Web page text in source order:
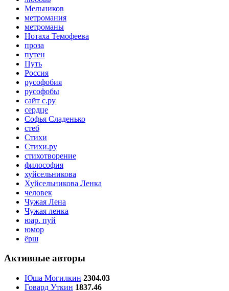
Мельников
метромания
метроманы
Нотаха Темофеева
проза
путен
Путь
Россия
русофобия
русофобы
сайт с.ру
сердце
Софья Сладенько
стеб
Стихи
Стихи.ру
стихотворение
философия
хуйсельникова
Хуйсельникова Ленка
человек
Чужая Лена
Чужая ленка
юар. пуй
юмор
ёрш
Активные авторы
Юша Могилкин 2304.03
Говард Уткин 1837.46